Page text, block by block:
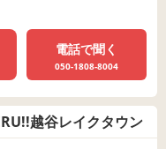
電話で聞く
050-1808-8004
越谷レイクタウン